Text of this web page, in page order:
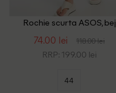
Rochie scurta ASOS, bej
74.00 lei 118.00 lei
RRP: 199.00 lei
44